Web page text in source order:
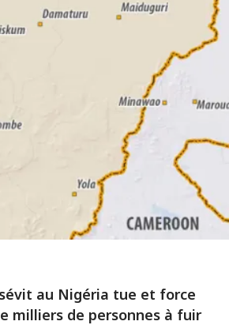
au Nigéria tue et force
milliers de personnes à fuir